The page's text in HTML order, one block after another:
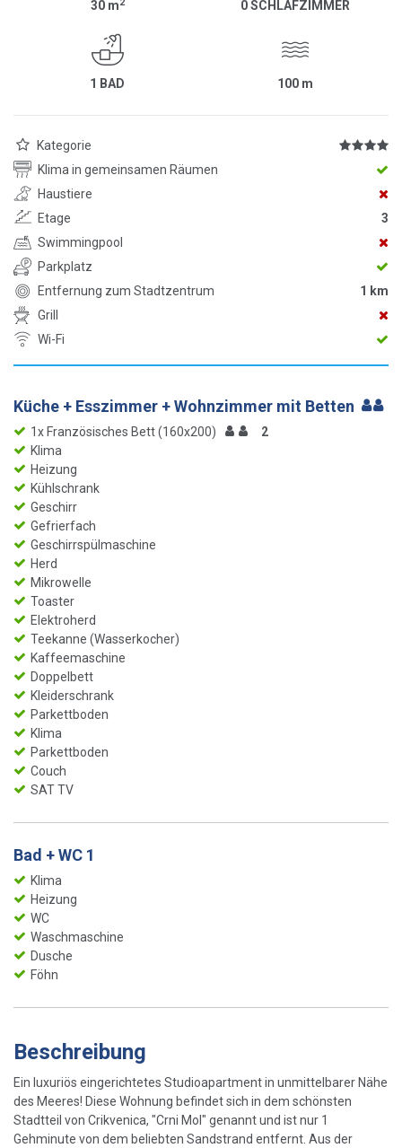
30 m2 0 SCHLAFZIMMER
1 BAD 100 m
Kategorie
Klima in gemeinsamen Räumen
Haustiere
Etage
3
Swimmingpool
Parkplatz
Entfernung zum Stadtzentrum
1 km
Grill
Wi-Fi
Küche + Esszimmer + Wohnzimmer mit Betten
1x Französisches Bett (160x200)
2
Klima
Heizung
Kühlschrank
Geschirr
Gefrierfach
Geschirrspülmaschine
Herd
Mikrowelle
Toaster
Elektroherd
Teekanne (Wasserkocher)
Kaffeemaschine
Doppelbett
Kleiderschrank
Parkettboden
Klima
Parkettboden
Couch
SAT TV
Bad + WC 1
Klima
Heizung
WC
Waschmaschine
Dusche
Föhn
Beschreibung
Ein luxuriös eingerichtetes Studioapartment in unmittelbarer Nähe
des Meeres! Diese Wohnung befindet sich in dem schönsten
Stadtteil von Crikvenica, "Crni Mol" genannt und ist nur 1
Gehminute von dem beliebten Sandstrand entfernt. Aus der